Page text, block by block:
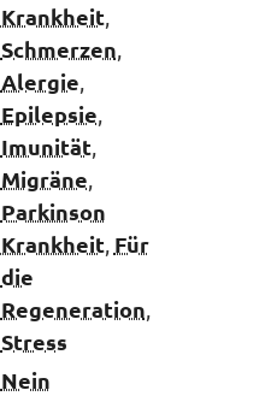
Krankheit,
Schmerzen,
Alergie,
Epilepsie,
Imunität,
Migräne,
Parkinson
Krankheit, Für
die
Regeneration,
Stress
Nein